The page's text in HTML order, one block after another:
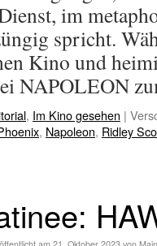
im
spricht.
Kino und
NAPOLEON
, Im Kino gesehen |
, Napoleon, Ridley